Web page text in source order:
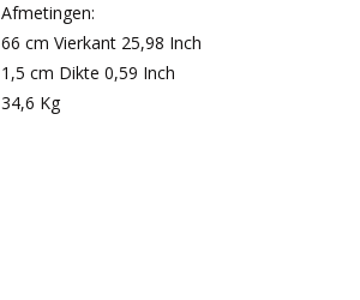
Afmetingen:
66 cm Vierkant 25,98 Inch
1,5 cm Dikte 0,59 Inch
34,6 Kg